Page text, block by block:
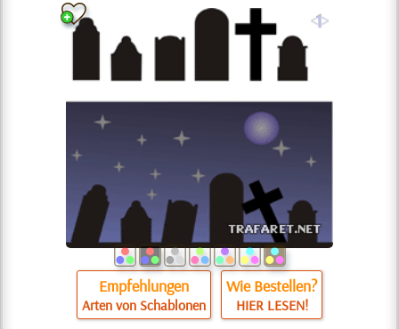
a
Empfehlungen
Arten von Schablonen
Wie Bestellen?
HIER LESEN!